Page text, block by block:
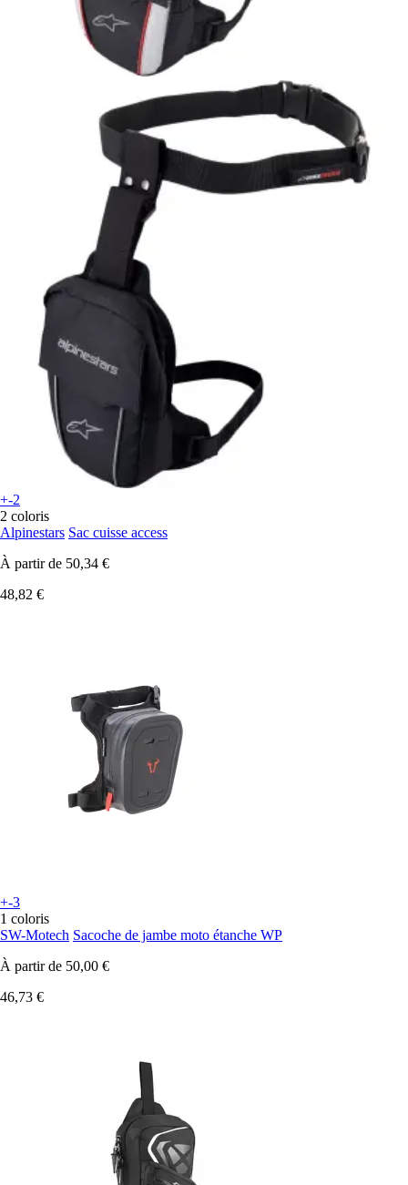
+-2
2 coloris
Alpinestars Sac cuisse access
À partir de 50,34 €
48,82 €
+-3
1 coloris
SW-Motech Sacoche de jambe moto étanche WP
À partir de 50,00 €
46,73 €